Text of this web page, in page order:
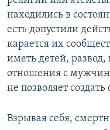
находились в
есть допустили
карается их
иметь детей,
отношения с
не позволяет
Взрывая себя,